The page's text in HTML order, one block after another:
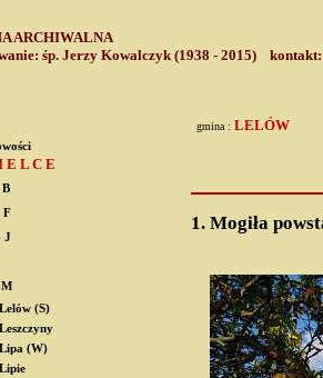
ARCHIWALNA
śp. Jerzy Kowalczyk (1938 - 2015)
E L C E
B
F
J
Lelów (S)
Leszczyny
Lipa (W)
Lipie
gmina : LELÓW
1. Mogiła